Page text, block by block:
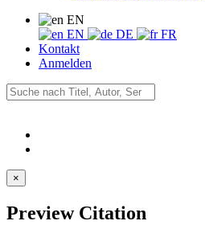
EN
EN
DE
FR
Kontakt
Anmelden
×
Preview Citation